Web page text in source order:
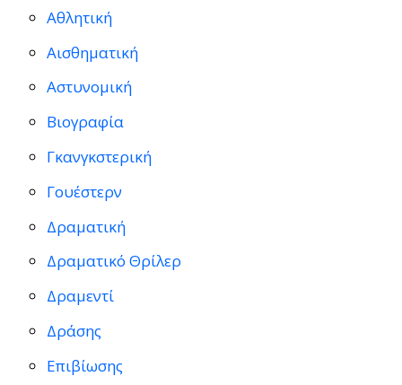
Αθλητική
Αισθηματική
Αστυνομική
Βιογραφία
Γκανγκστερική
Γουέστερν
Δραματική
Δραματικό Θρίλερ
Δραμεντί
Δράσης
Επιβίωσης